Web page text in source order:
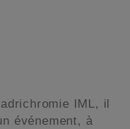
IML, il
événement, à